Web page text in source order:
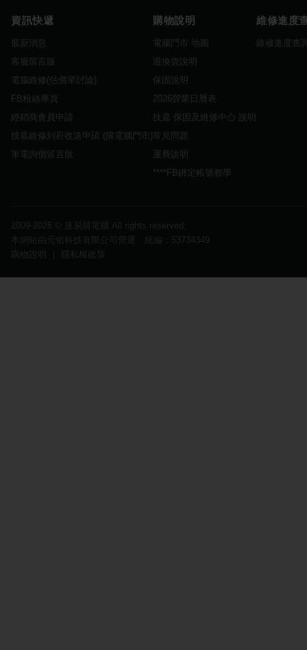
資訊快遞
最新消息
客服留言版
電腦維修(估價單討論)
FB粉絲專頁
經銷商會員申請
技嘉維修到府收送申請 (限電腦門市)
筆電詢價留言版
購物說明
電腦門市 地圖
退換貨說明
保固說明
2026營業日曆表
技嘉 保固及維修中心 說明
常見問題
運費說明
****FB綁定帳號教學
維修進度
維修進度查